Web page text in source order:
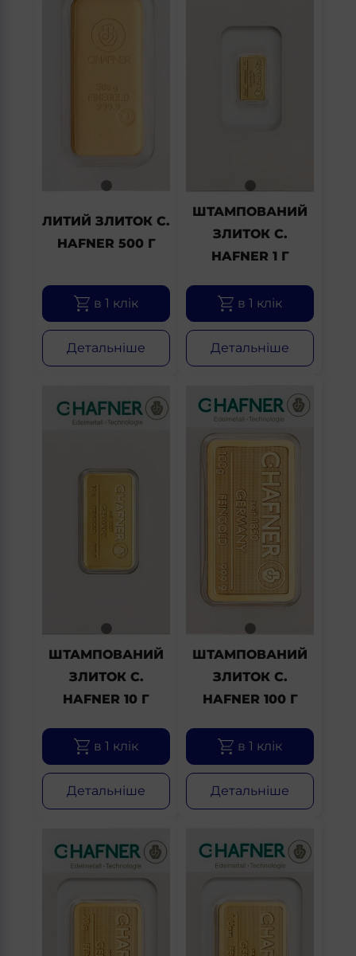
ЛИТИЙ ЗЛИТОК C.
HAFNER 500 Г
в 1 клік
Детальніше
ШТАМПОВАНИЙ
ЗЛИТОК C.
HAFNER 1 Г
в 1 клік
Детальніше
ШТАМПОВАНИЙ
ЗЛИТОК C.
HAFNER 10 Г
в 1 клік
Детальніше
ШТАМПОВАНИЙ
ЗЛИТОК C.
HAFNER 100 Г
в 1 клік
Детальніше